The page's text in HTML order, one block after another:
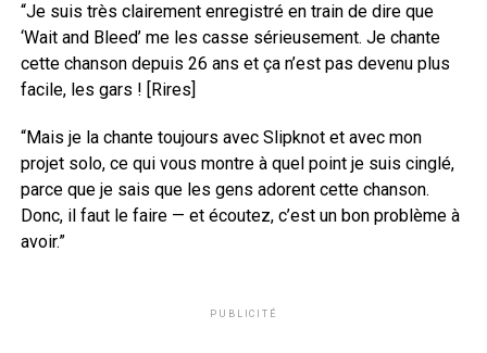
“Je suis très clairement enregistré en train de dire que
‘Wait and Bleed’ me les casse sérieusement. Je chante
cette chanson depuis 26 ans et ça n’est pas devenu plus
facile, les gars ! [Rires]
“Mais je la chante toujours avec Slipknot et avec mon
projet solo, ce qui vous montre à quel point je suis cinglé,
parce que je sais que les gens adorent cette chanson.
Donc, il faut le faire — et écoutez, c’est un bon problème à
avoir.”
PUBLICITÉ